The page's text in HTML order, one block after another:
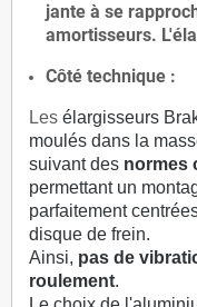
jante à se
amortisseurs.
Côté technique :
Les élargisseurs
moulés dans la
suivant des normes
permettant un
parfaitement
disque de frein.
Ainsi, pas de
roulement.